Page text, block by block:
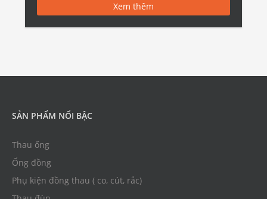
Xem thêm
SẢN PHẨM NỔI BẬC
Thau ống
Ống đồng
Phụ kiện đồng thau ( co, cút, rắc)